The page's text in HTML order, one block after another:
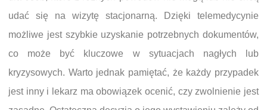
udać się na wizytę stacjonarną. Dzięki telemedycynie
możliwe jest szybkie uzyskanie potrzebnych dokumentów,
co może być kluczowe w sytuacjach nagłych lub
kryzysowych. Warto jednak pamiętać, że każdy przypadek
jest inny i lekarz ma obowiązek ocenić, czy zwolnienie jest